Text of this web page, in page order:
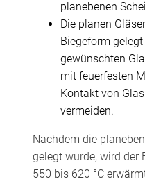
planebenen
Die planen
Biegeform
gewünschten
mit feuerfesten
Kontakt von
vermeiden.
Nachdem die
gelegt wurde, wird der
550 bis 620 °C